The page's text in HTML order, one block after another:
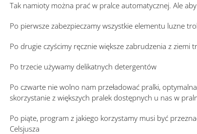
Tak namioty można prać w pralce automatycznej. Ale
Po pierwsze zabezpieczamy wszystkie elementu luzne
Po drugie czyścimy ręcznie większe zabrudzenia z ziemi
Po trzecie używamy delikatnych detergentów
Po czwarte nie wolno nam przeładować pralki,
skorzystanie z większych pralek dostępnych u nas w
Po piąte, program z jakiego korzystamy musi być
Celsjusza